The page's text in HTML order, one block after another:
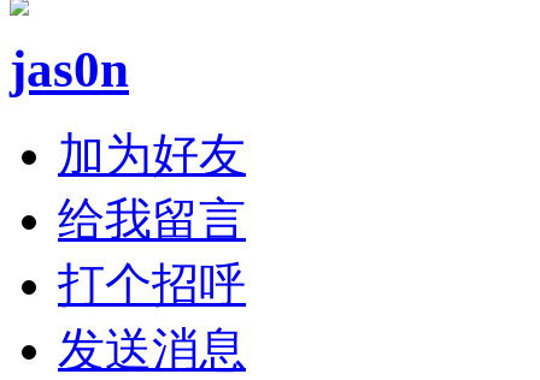
jas0n
加为好友
给我留言
打个招呼
发送消息